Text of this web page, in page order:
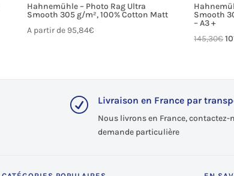
Hahnemühle – Photo Rag Ultra
Smooth 305 g/m², 100% Cotton Matt
A partir de 95,84€
Smooth
– A3 +
145,30€Le
R Livraison en France par
Nous livrons en France,
demande particulière